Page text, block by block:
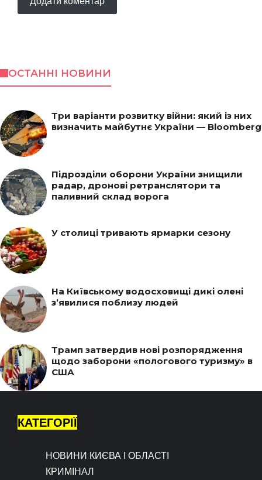
ОСТАННІ НОВИНИ
Три варіанти розвитку війни: який із них
визначить майбутнє України — Bloomberg
Підрозділи оборони України знищили
радар, дронові ретранслятори та
паливний склад ворога
У столиці тривають ярмарки сезону
На Київському водосховищі дикі олені
з’явилися поблизу людей
Трамп затвердив нові розпорядження
щодо заборони «пологового туризму» в
США
КАТЕГОРІЇ
НОВИНИ КИЄВА І ОБЛАСТІ
КРИМІНАЛ